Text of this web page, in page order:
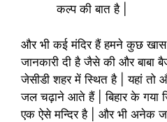
कल्प की बात है |
और भी कई मंदिर हैं हमने कुछ खास
जानकारी दी है जैसे की और बाबा
जेसीडी शहर में स्थित है | यहां तो
जल चढ़ाने आते हैं | बिहार के गया
एक ऐसे मन्दिर है | और भी अनेक